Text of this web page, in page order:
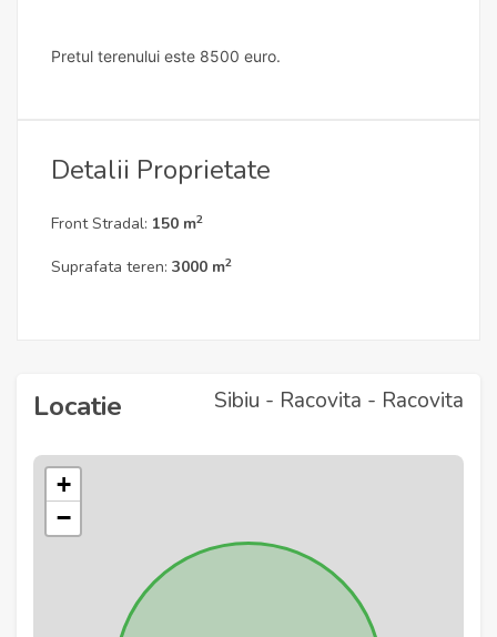
Pretul terenului este 8500 euro.
Detalii Proprietate
Front Stradal: 150 m2
Suprafata teren: 3000 m2
Locatie Sibiu - Racovita - Racovita
+
−